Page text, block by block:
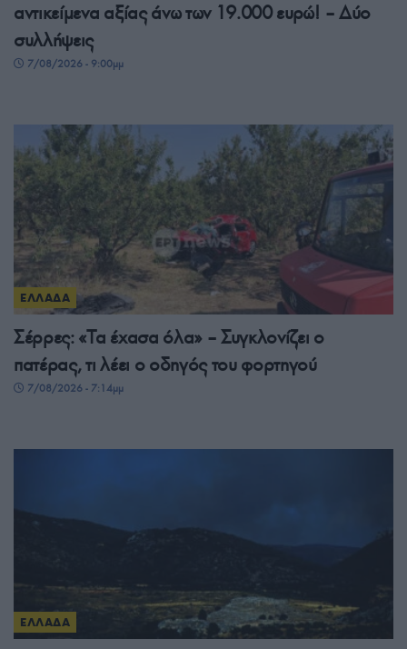
αντικείμενα αξίας άνω των 19.000 ευρώ! – Δύο
συλλήψεις
7/08/2026 - 9:00μμ
ΕΛΛΑΔΑ
Σέρρες: «Τα έχασα όλα» – Συγκλονίζει ο
πατέρας, τι λέει ο οδηγός του φορτηγού
7/08/2026 - 7:14μμ
ΕΛΛΑΔΑ